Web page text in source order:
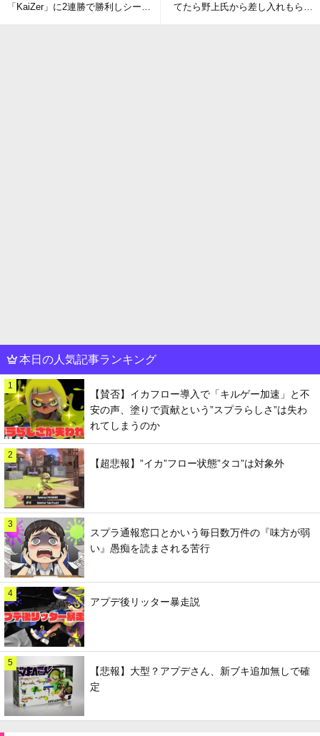
「KaiZer」に2連勝で勝利しシード
てたら野上氏から差し入れもらっ
本日の人気記事ランキング
1
【賛否】イカフロー導入で「キルゲー加速」と不
安の声、塗りで貢献という”スプラらしさ”は失わ
れてしまうのか
2
【超悲報】”イカ”フロー状態”タコ”は対象外
3
スプラ通報窓口とかいう毎日数万件の『味方が弱
い』愚痴を読まされる苦行
4
アプデ後リッター暴走説
5
【悲報】大型？アプデさん、新ブキ追加無しで確
定